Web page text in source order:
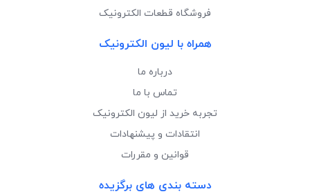
فروشگاه قطعات الکترونیک
همراه با لیون الکترونیک
درباره ما
تماس با ما
تجربه خرید از لیون الکترونیک
انتقادات و پیشنهادات
قوانین و مقررات
دسته بندی های برگزیده